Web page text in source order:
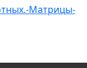
Матрицы-